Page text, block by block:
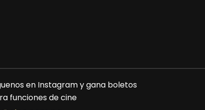
en Instagram y gana boletos
funciones de cine